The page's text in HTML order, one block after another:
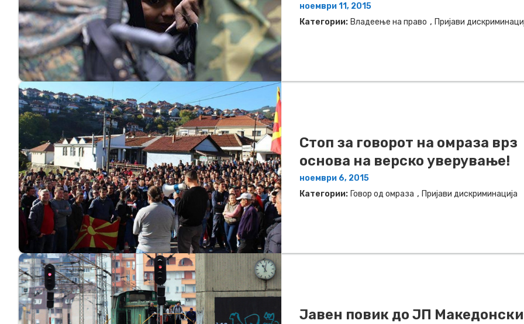
ноември 11, 2015
Категории: Владеење на право , Пријави
Стоп за говорот на омраза врз
основа на верско уверување!
ноември 6, 2015
Категории: Говор од омраза , Пријави дискриминација
Јавен повик до ЈП Македонски